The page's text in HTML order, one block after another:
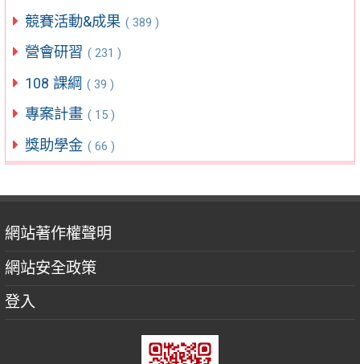
競賽活動&成果 ( 389 )
營會研習 ( 231 )
108 課綱 ( 39 )
專案計畫 ( 15 )
獎助學金 ( 66 )
網站著作權聲明
網站安全政策
登入